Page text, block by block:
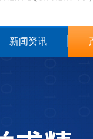
新闻资讯